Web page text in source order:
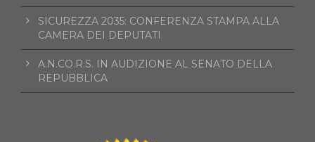
SICUREZZA 2035: CONFERENZA STAMPA ALLA
CAMERA DEI DEPUTATI
A.N.CO.R.S. IN AUDIZIONE AL SENATO DELLA
REPUBBLICA